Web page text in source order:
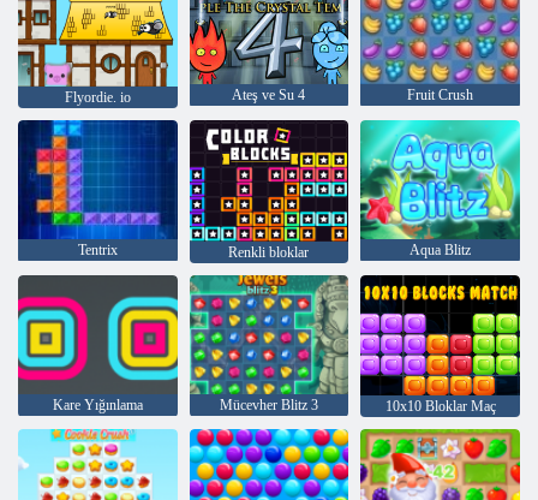
Flyordie. io Ateş ve Su 4 Fruit Crush
Tentrix Renkli bloklar Aqua Blitz
Kare Yığınlama Mücevher Blitz 3 10x10 Bloklar Maç